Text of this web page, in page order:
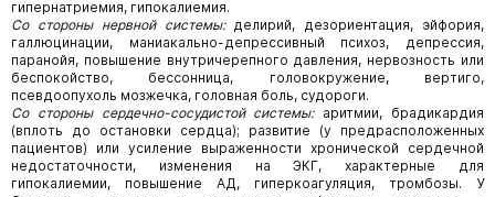
гипернатриемия, гипокалиемия.
Со стороны нервной системы:делирий, дезориентация, эйфория,
галлюцинации, маниакально-депрессивный психоз, депрессия,
паранойя, повышение внутричерепного давления, нервозность или
беспокойство, бессонница, головокружение, вертиго,
псевдоопухоль мозжечка, головная боль, судороги.
Со стороны сердечно-сосудистой системы:аритмии, брадикардия
(вплоть до остановки сердца); развитие (у предрасположенных
пациентов) или усиление выраженности хронической сердечной
недостаточности, изменения на ЭКГ, характерные для
гипокалиемии, повышение АД, гиперкоагуляция, тромбозы. У